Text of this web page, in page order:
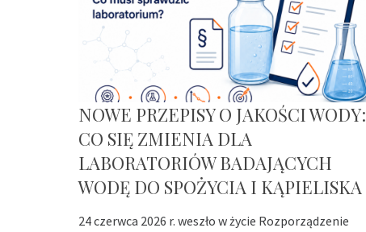
NOWE PRZEPISY O JAKOŚCI WODY:
CO SIĘ ZMIENIA DLA
LABORATORIÓW BADAJĄCYCH
WODĘ DO SPOŻYCIA I KĄPIELISKA
24 czerwca 2026 r. weszło w życie Rozporządzenie